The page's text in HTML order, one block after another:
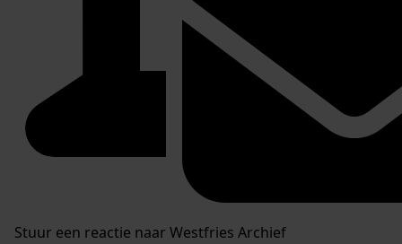
Stuur een reactie naar Westfries Archief